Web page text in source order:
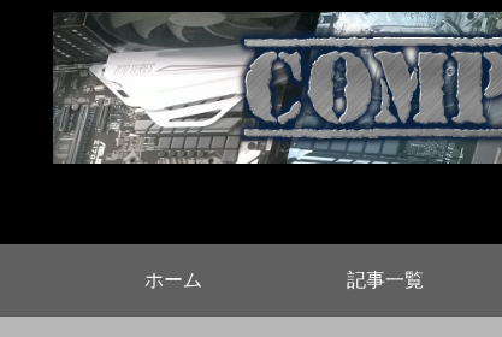
ホーム 記事一覧